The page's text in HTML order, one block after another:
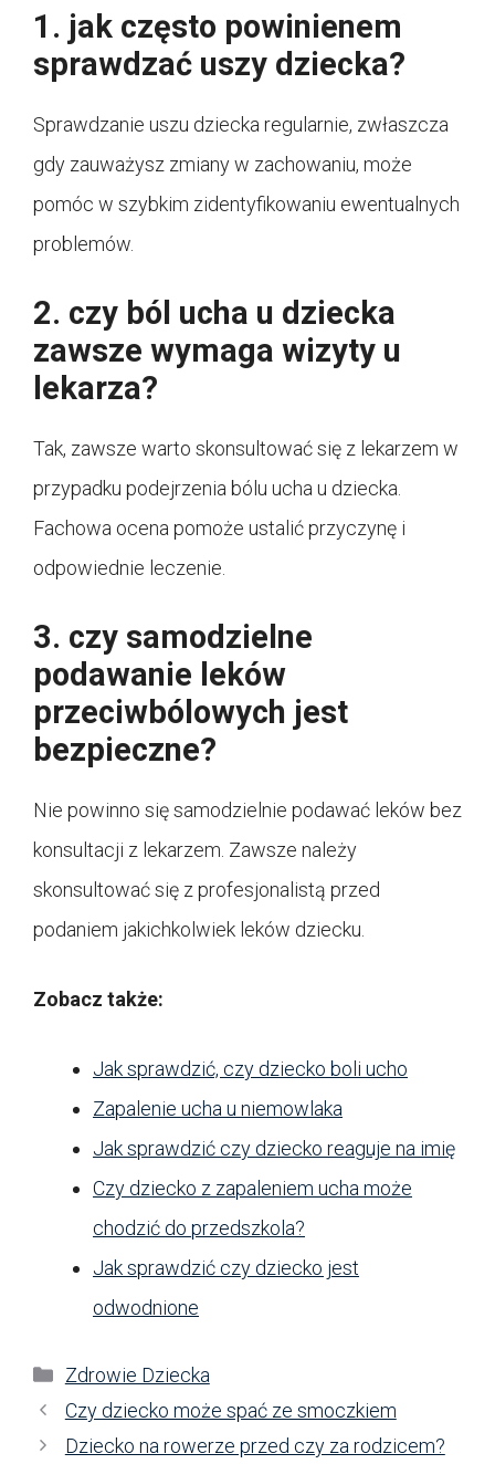
1. jak często powinienem
sprawdzać uszy dziecka?
Sprawdzanie uszu dziecka regularnie, zwłaszcza
gdy zauważysz zmiany w zachowaniu, może
pomóc w szybkim zidentyfikowaniu ewentualnych
problemów.
2. czy ból ucha u dziecka
zawsze wymaga wizyty u
lekarza?
Tak, zawsze warto skonsultować się z lekarzem w
przypadku podejrzenia bólu ucha u dziecka.
Fachowa ocena pomoże ustalić przyczynę i
odpowiednie leczenie.
3. czy samodzielne
podawanie leków
przeciwbólowych jest
bezpieczne?
Nie powinno się samodzielnie podawać leków bez
konsultacji z lekarzem. Zawsze należy
skonsultować się z profesjonalistą przed
podaniem jakichkolwiek leków dziecku.
Zobacz także:
Jak sprawdzić, czy dziecko boli ucho
Zapalenie ucha u niemowlaka
Jak sprawdzić czy dziecko reaguje na imię
Czy dziecko z zapaleniem ucha może
chodzić do przedszkola?
Jak sprawdzić czy dziecko jest
odwodnione
Kategorie
Zdrowie Dziecka
Czy dziecko może spać ze smoczkiem
Dziecko na rowerze przed czy za rodzicem?